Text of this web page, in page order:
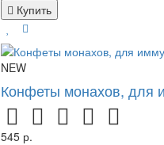
Купить
NEW
Конфеты монахов, для
545 р.